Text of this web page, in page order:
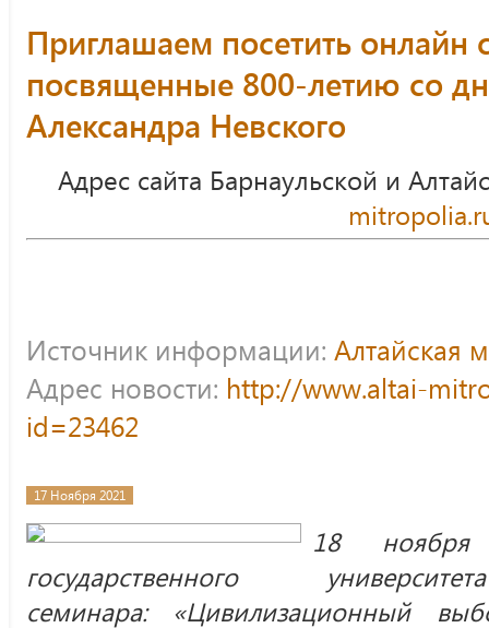
Приглашаем посетить онлайн
посвященные 800-летию со
Александра Невского
Адрес сайта Барнаульской и
Источник информации: Алтайская
Адрес новости: http://www.altai-
id=23462
17 Ноября 2021
18 ноября
государственного
семинара: «Цивилизационный